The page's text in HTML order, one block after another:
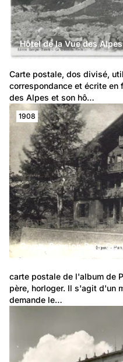
Hôtel de la Vue des Alpes
Carte postale, dos divisé,
correspondance et écrite en
des Alpes et son hô…
1908
Gryon, Pension Bois-
carte postale de l'album de
père, horloger. Il s'agit d'un
demande le…